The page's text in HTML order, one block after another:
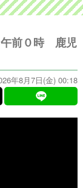
前０時 鹿児
年8月7日(金) 00:18